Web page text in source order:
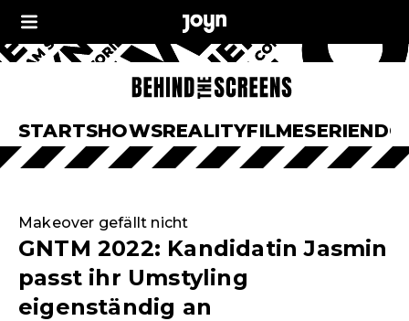
STARTSHOWSREALITYFILMESERIEN
Makeover gefällt nicht
GNTM 2022: Kandidatin Jasmin
passt ihr Umstyling
eigenständig an